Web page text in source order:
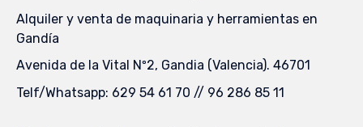
Alquiler y venta de maquinaria y herramientas en
Gandía
Avenida de la Vital Nº2, Gandia (Valencia). 46701
Telf/Whatsapp: 629 54 61 70 // 96 286 85 11